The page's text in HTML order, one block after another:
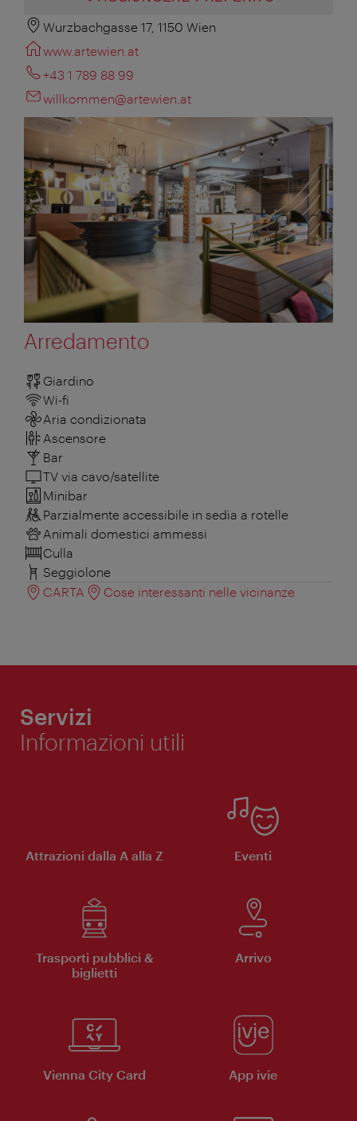
Wurzbachgasse 17, 1150 Wien
www.artewien.at
+43 1 789 88 99
willkommen@artewien.at
Arredamento
Giardino
Wi-fi
Aria condizionata
Ascensore
Bar
TV via cavo/satellite
Minibar
Parzialmente accessibile in sedia a rotelle
Animali domestici ammessi
Culla
Seggiolone
CARTA
Cose interessanti nelle vicinanze
Servizi
Informazioni utili
Attrazioni dalla A alla Z Eventi
Trasporti pubblici &
biglietti
Arrivo
Vienna City Card App ivie